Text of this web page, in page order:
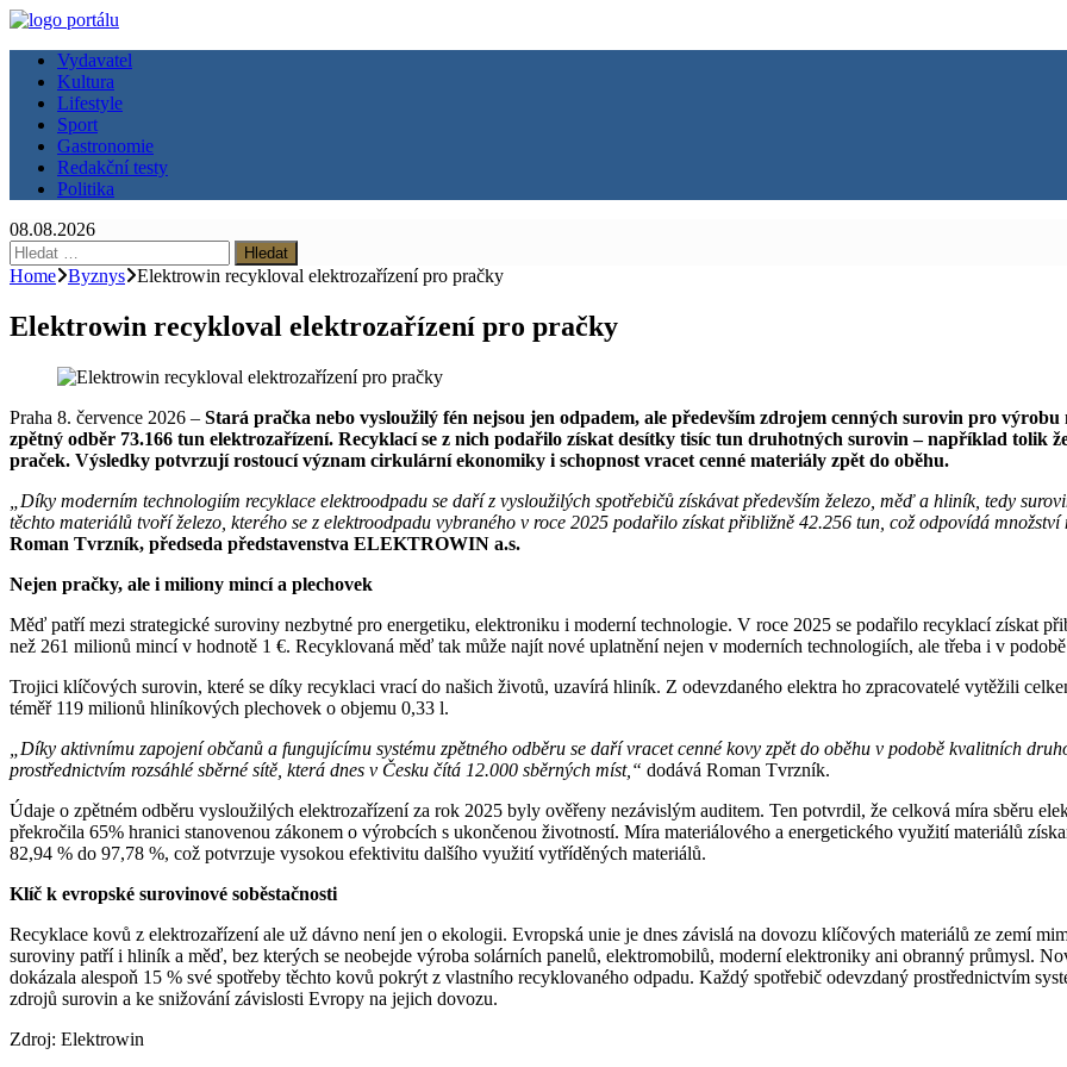
Vydavatel
Kultura
Lifestyle
Sport
Gastronomie
Redakční testy
Politika
08.08.2026
Vyhledávání
Home Byznys Elektrowin recykloval elektrozařízení pro pračky
Elektrowin recykloval elektrozařízení pro pračky
Praha 8. července 2026 – Stará pračka nebo vysloužilý fén nejsou jen odpadem, ale především zdrojem cenných surovin pro
zpětný odběr 73.166 tun elektrozařízení. Recyklací se z nich podařilo získat desítky tisíc tun druhotných surovin – například tolik
praček. Výsledky potvrzují rostoucí význam cirkulární ekonomiky i schopnost vracet cenné materiály zpět do oběhu.
„Díky moderním technologiím recyklace elektroodpadu se daří z vysloužilých spotřebičů získávat především železo, měď a hliník, tedy
těchto materiálů tvoří železo, kterého se z elektroodpadu vybraného v roce 2025 podařilo získat přibližně 42.256 tun, což odpovídá
Roman Tvrzník, předseda představenstva ELEKTROWIN a.s.
Nejen pračky, ale i miliony mincí a plechovek
Měď patří mezi strategické suroviny nezbytné pro energetiku, elektroniku i moderní technologie. V roce 2025 se podařilo recyklací získat
než 261 milionů mincí v hodnotě 1 €. Recyklovaná měď tak může najít nové uplatnění nejen v moderních technologiích, ale třeba i v
Trojici klíčových surovin, které se díky recyklaci vrací do našich životů, uzavírá hliník. Z odevzdaného elektra ho zpracovatelé vytěžili
téměř 119 milionů hliníkových plechovek o objemu 0,33 l.
„Díky aktivnímu zapojení občanů a fungujícímu systému zpětného odběru se daří vracet cenné kovy zpět do oběhu v podobě kvalitních
prostřednictvím rozsáhlé sběrné sítě, která dnes v Česku čítá 12.000 sběrných míst,“ dodává Roman Tvrzník.
Údaje o zpětném odběru vysloužilých elektrozařízení za rok 2025 byly ověřeny nezávislým auditem. Ten potvrdil, že celková míra sběru
překročila 65% hranici stanovenou zákonem o výrobcích s ukončenou životností. Míra materiálového a energetického využití materiálů
82,94 % do 97,78 %, což potvrzuje vysokou efektivitu dalšího využití vytříděných materiálů.
Klíč k evropské surovinové soběstačnosti
Recyklace kovů z elektrozařízení ale už dávno není jen o ekologii. Evropská unie je dnes závislá na dovozu klíčových materiálů ze zemí
suroviny patří i hliník a měď, bez kterých se neobejde výroba solárních panelů, elektromobilů, moderní elektroniky ani obranný průmysl.
dokázala alespoň 15 % své spotřeby těchto kovů pokrýt z vlastního recyklovaného odpadu. Každý spotřebič odevzdaný prostřednictvím
zdrojů surovin a ke snižování závislosti Evropy na jejich dovozu.
Zdroj: Elektrowin